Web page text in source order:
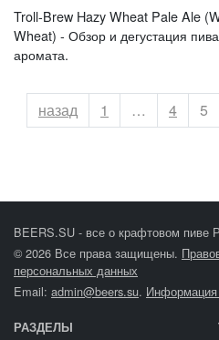
Troll-Brew Hazy Wheat Pale Ale
Wheat) - Обзор и дегустация
аромата.
назад Страница
1 … 4 5
BEERS.SU - все о крафтовом пиве
© 2026 Все права защищены.
персональных данных
Email: admin@beers.su.
РАЗДЕЛЫ